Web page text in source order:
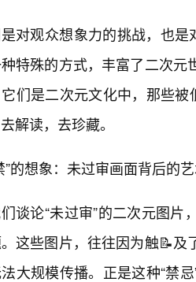
对观众想象力的挑战，也是
特殊的方式，丰富了二次
们是二次元文化中，那些
解读，去珍藏。
”的想象：未过审画面背后的
谈论“未过审”的二次元图
这些图片，往往因为触📝
大规模传播。正是这种“禁